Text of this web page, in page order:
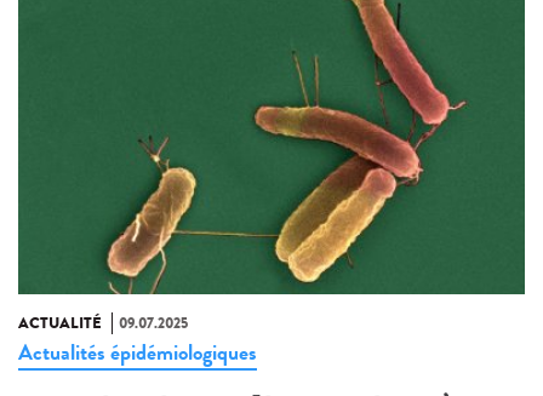
ACTUALITÉ 09.07.2025
Actualités épidémiologiques